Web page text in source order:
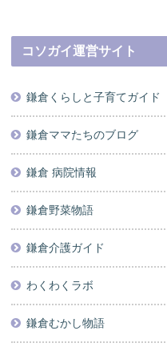
コソガイ運営サイト
鎌倉くらしと子育てガイド
鎌倉ママたちのブログ
鎌倉 病院情報
鎌倉野菜物語
鎌倉介護ガイド
わくわくラボ
鎌倉むかし物語